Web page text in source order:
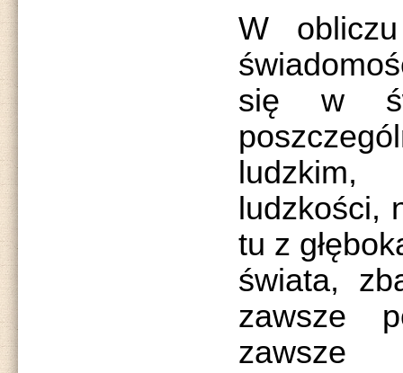
W
się w
ludzkim,
ludzkości,
tu z
świata,
zawsze
zawsze